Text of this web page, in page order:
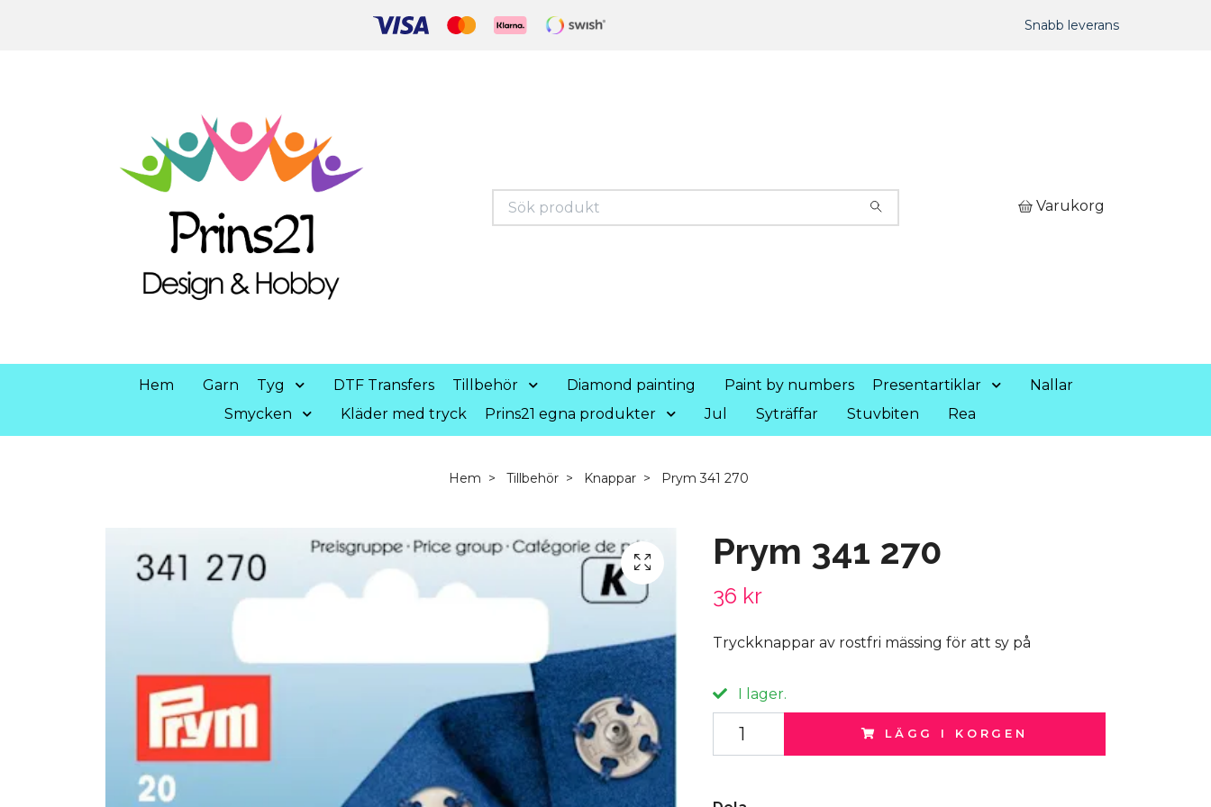
Snabb leverans
Varukorg
Hem Garn Tyg DTF Transfers Tillbehör Diamond painting Paint by numbers Presentartiklar
Nallar
Smycken
Kläder med tryck Prins21 egna produkter Jul Syträffar Stuvbiten Rea
Hem Tillbehör Knappar Prym 341 270
Prym 341 270
36 kr
Tryckknappar av rostfri mässing för att sy på
I lager.
LÄGG I KORGEN